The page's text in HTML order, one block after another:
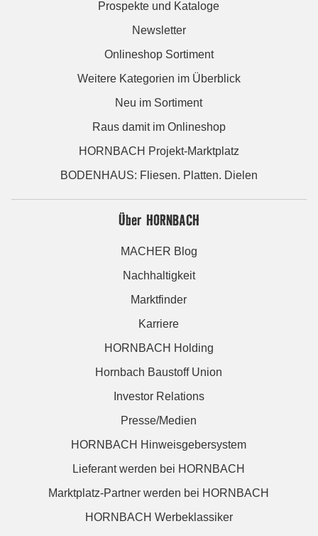
Prospekte und Kataloge
Newsletter
Onlineshop Sortiment
Weitere Kategorien im Überblick
Neu im Sortiment
Raus damit im Onlineshop
HORNBACH Projekt-Marktplatz
BODENHAUS: Fliesen. Platten. Dielen
Über HORNBACH
MACHER Blog
Nachhaltigkeit
Marktfinder
Karriere
HORNBACH Holding
Hornbach Baustoff Union
Investor Relations
Presse/Medien
HORNBACH Hinweisgebersystem
Lieferant werden bei HORNBACH
Marktplatz-Partner werden bei HORNBACH
HORNBACH Werbeklassiker